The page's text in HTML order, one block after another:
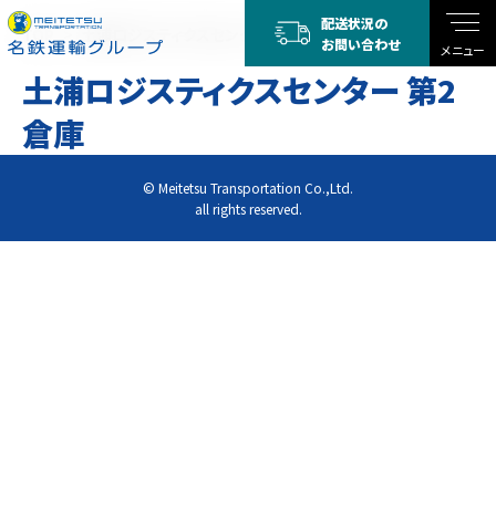
メニュー
配送状況の
お問い合わせ
TOP 土浦ロジスティクスセンター 第2倉庫
土浦ロジスティクスセンター 第2
倉庫
© Meitetsu Transportation Co.,Ltd.
all rights reserved.